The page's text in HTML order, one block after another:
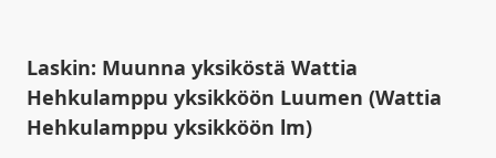
Laskin: Muunna yksiköstä Wattia
Hehkulamppu yksikköön Luumen (Wattia
Hehkulamppu yksikköön lm)